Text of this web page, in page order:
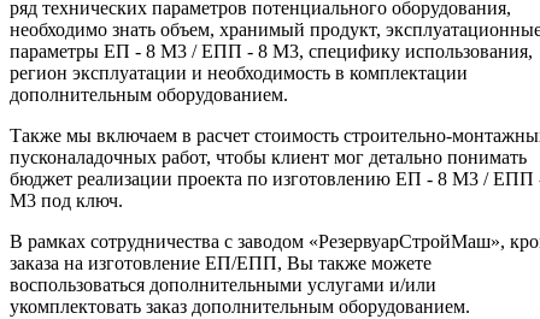
ряд технических параметров потенциального оборудования,
необходимо знать объем, хранимый продукт,
параметры ЕП - 8 М3 / ЕПП - 8 М3, специфику использования,
регион эксплуатации и необходимость в комплектации
дополнительным оборудованием.
Также мы включаем в расчет стоимость строительно-
пусконаладочных работ, чтобы клиент мог детально понимать
бюджет реализации проекта по изготовлению ЕП - 8 М3 / ЕПП
М3 под ключ.
В рамках сотрудничества с заводом «РезервуарСтройМаш»,
заказа на изготовление ЕП/ЕПП, Вы также можете
воспользоваться дополнительными услугами и/или
укомплектовать заказ дополнительным оборудованием.